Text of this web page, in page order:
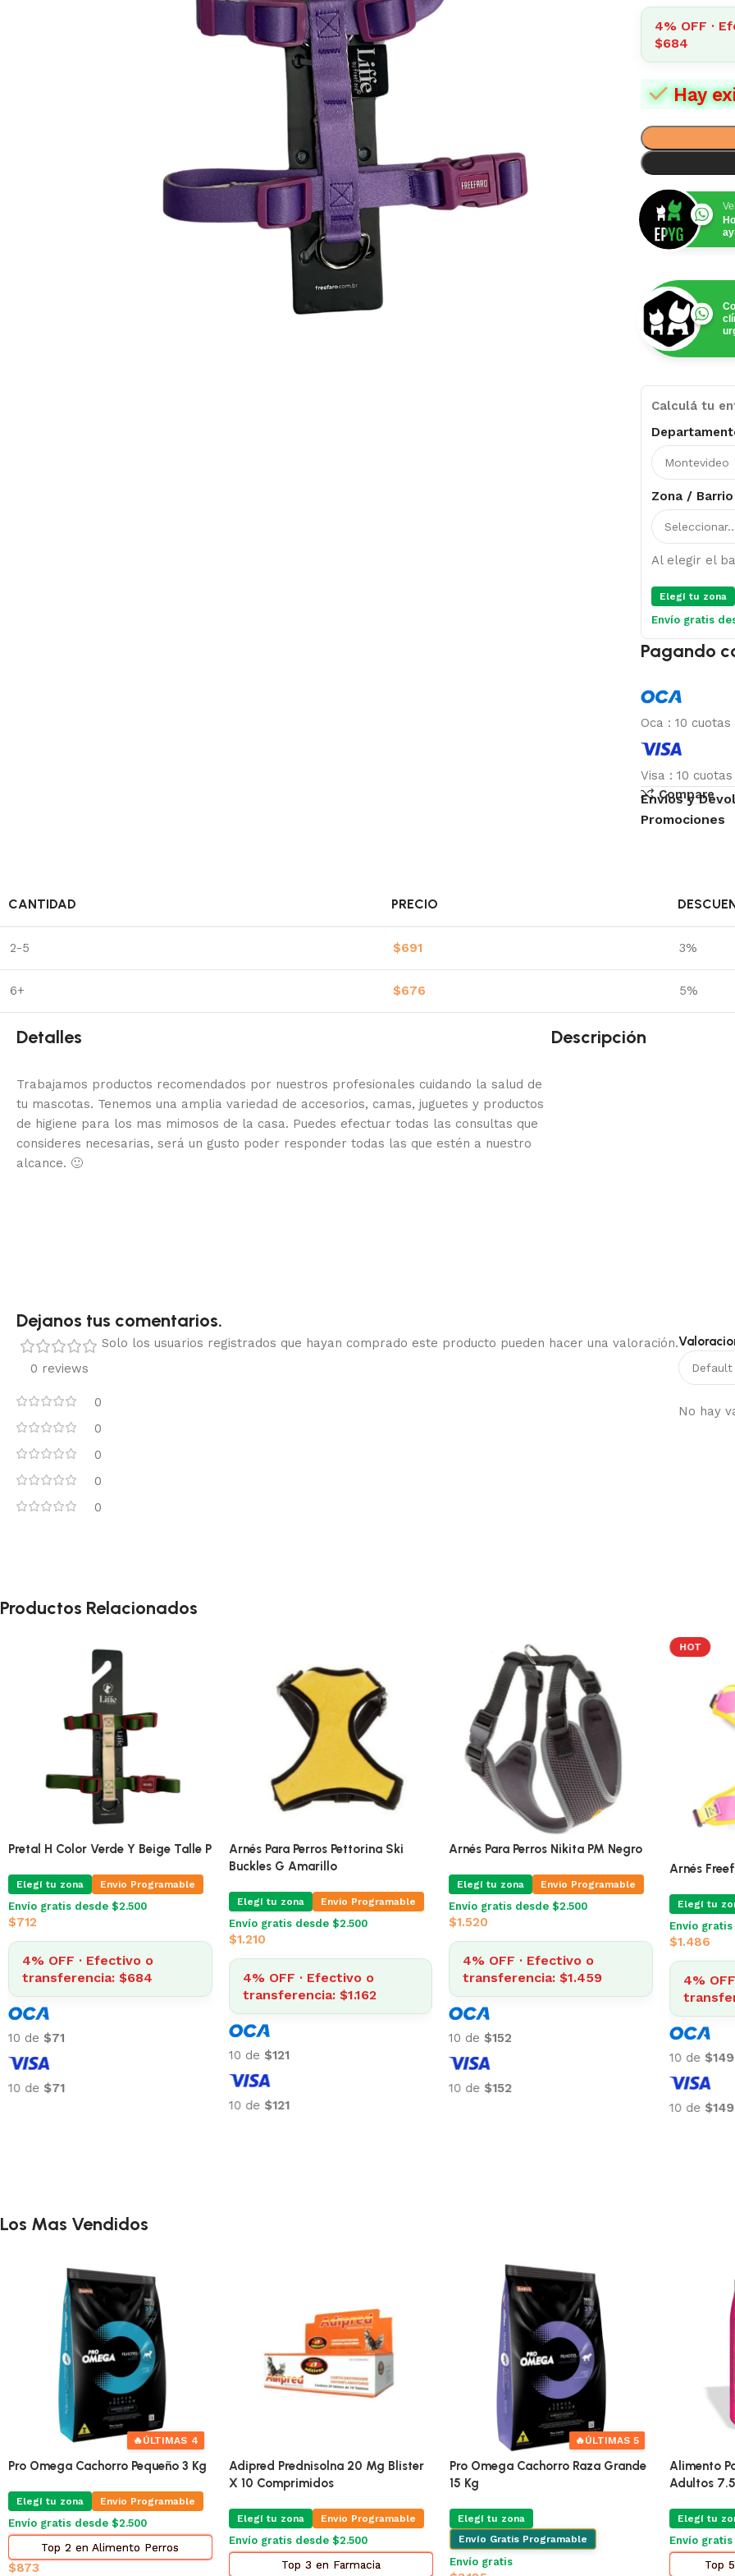
4% OFF ·
$684
Hay
Calculá tu
Zona / Barrio
Al elegir el
Elegí tu zona
Envío gratis
Pagando
Oca : 10
Visa : 10
Compare
Envíos y
Promociones
CANTIDAD PRECIO
2-5 $691 3%
6+ $676 5%
Detalles
Trabajamos productos recomendados por nuestros profesionales cuidando la salud de
tu mascotas. Tenemos una amplia variedad de accesorios, camas, juguetes y productos
de higiene para los mas mimosos de la casa. Puedes efectuar todas las consultas que
consideres necesarias, será un gusto poder responder todas las que estén a nuestro
alcance. 🙂
Descripción
Dejanos tus comentarios.
0 reviews
0
0
0
0
0
No hay
Solo los usuarios registrados que hayan comprado este producto pueden hacer una valoración.
Productos Relacionados
Pretal H Color Verde Y Beige Talle
Elegí tu zona Envio Programable
Envío gratis desde $2.500
$712
4% OFF · Efectivo o
transferencia: $684
10 de$71
Pretal H Color Verde Y Beige Talle P
Envío gratis desde $2.500
$712
4% OFF · Efectivo o
transferencia: $684
10 de$71
10 de$71
Arnés Para Perros Pettorina Ski
Elegí tu zona Envio Programable
Envío gratis desde $2.500
$1.210
4% OFF · Efectivo o
transferencia: $1.162
10 de$121
Envío
$1.520
4%
10 de$152
10 de$152
Los Mas Vendidos
🔥ÚLTIMAS 4
Pro Omega Cachorro Pequeño 3 Kg
Elegí tu zona Envio Programable
Envío gratis desde $2.500
Top 2 en Alimento Perros
$873
Adipred Prednisolna 20 Mg Blister
X 10 Comprimidos
Elegí tu zona Envio Programable
Envío gratis desde $2.500
Top 3 en Farmacia
🔥ÚLTIMAS 5
Pro Omega Cachorro Raza Grande
15 Kg
Elegí tu zona
Envío Gratis Programable
Envío gratis
Alimento
Adultos
Elegí tu
Envío
Top